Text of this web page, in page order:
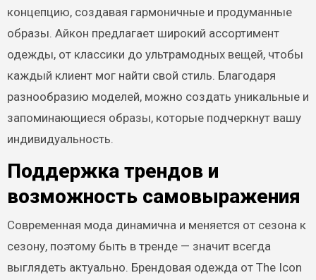
концепцию, создавая гармоничные и продуманные
образы. Айкон предлагает широкий ассортимент
одежды, от классики до ультрамодных вещей, чтобы
каждый клиент мог найти свой стиль. Благодаря
разнообразию моделей, можно создать уникальные и
запоминающиеся образы, которые подчеркнут вашу
индивидуальность.
Поддержка трендов и
возможность самовыражения
Современная мода динамична и меняется от сезона к
сезону, поэтому быть в тренде — значит всегда
выглядеть актуально. Брендовая одежда от The Icon